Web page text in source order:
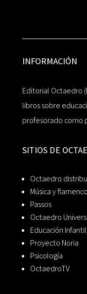
INFORMACIÓN
Editorial Octaedro
libros sobre
profesorado como
SITIOS DE
Octaedro
Música y flamenco
Passos
Octaedro
Educación Infantil
Proyecto Noria
Psicología
OctaedroTV